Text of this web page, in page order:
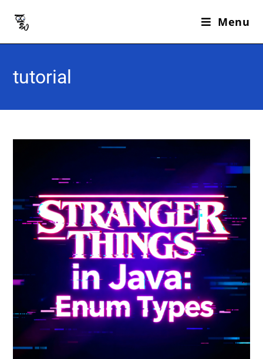
Menu
tutorial